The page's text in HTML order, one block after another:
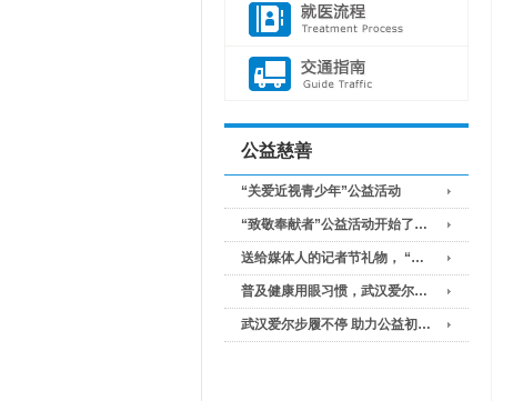
公益慈善
“关爱近视青少年”公益活动
“致敬奉献者”公益活动开始了…
送给媒体人的记者节礼物， “…
普及健康用眼习惯，武汉爱尔…
武汉爱尔步履不停 助力公益初…